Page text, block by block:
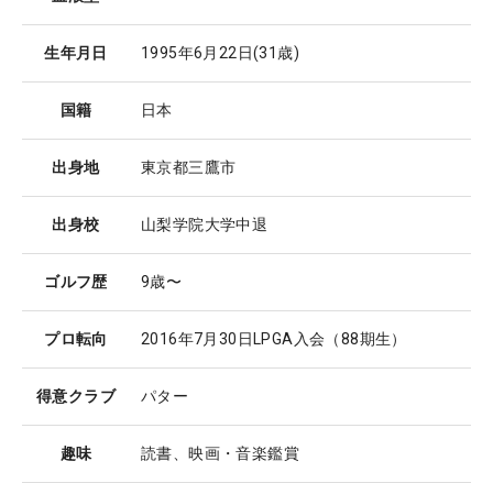
生年月日 1995年6月22日(31歳)
国籍 日本
出身地 東京都三鷹市
出身校 山梨学院大学中退
ゴルフ歴 9歳〜
プロ転向 2016年7月30日LPGA入会（88期生）
得意クラブ パター
趣味 読書、映画・音楽鑑賞